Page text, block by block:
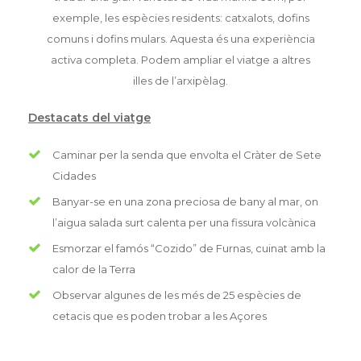
exemple, les espècies residents: catxalots, dofins
comuns i dofins mulars. Aquesta és una experiència
activa completa. Podem ampliar el viatge a altres
illes de l’arxipèlag.
Destacats del viatge
Caminar per la senda que envolta el Cràter de Sete
Cidades
Banyar-se en una zona preciosa de bany al mar, on
l’aigua salada surt calenta per una fissura volcànica
Esmorzar el famós “Cozido” de Furnas, cuinat amb la
calor de la Terra
Observar algunes de les més de 25 espècies de
cetacis que es poden trobar a les Açores